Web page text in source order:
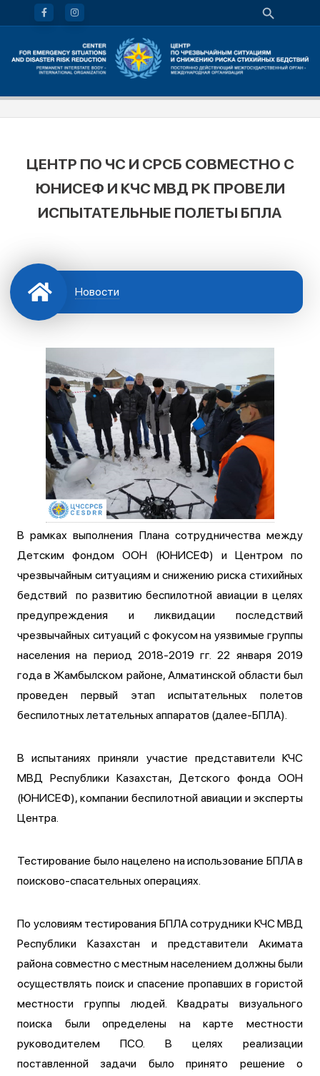
ЦЕНТР ПО ЧС И СРСБ СОВМЕСТНО С
ЮНИСЕФ И КЧС МВД РК ПРОВЕЛИ
ИСПЫТАТЕЛЬНЫЕ ПОЛЕТЫ БПЛА
Новости
В рамках выполнения Плана сотрудничества между
Детским фондом ООН (ЮНИСЕФ) и Центром по
чрезвычайным ситуациям и снижению риска стихийных
бедствий по развитию беспилотной авиации в целях
предупреждения и ликвидации последствий
чрезвычайных ситуаций с фокусом на уязвимые группы
населения на период 2018-2019 гг. 22 января 2019
года в Жамбылском районе, Алматинской области был
проведен первый этап испытательных полетов
беспилотных летательных аппаратов (далее-БПЛА).
В испытаниях приняли участие представители КЧС
МВД Республики Казахстан, Детского фонда ООН
(ЮНИСЕФ), компании беспилотной авиации и эксперты
Центра.
Тестирование было нацелено на использование БПЛА в
поисково-спасательных операциях.
По условиям тестирования БПЛА сотрудники КЧС МВД
Республики Казахстан и представители Акимата
района совместно с местным населением должны были
осуществлять поиск и спасение пропавших в гористой
местности группы людей. Квадраты визуального
поиска были определены на карте местности
руководителем ПСО. В целях реализации
поставленной задачи было принято решение о